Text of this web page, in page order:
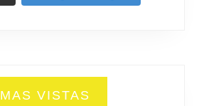
MAS VISTAS